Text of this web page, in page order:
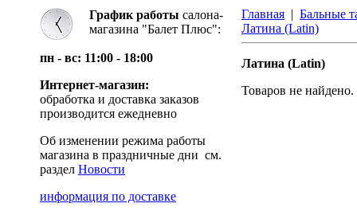
График работы салона-
магазина "Балет Плюс":
пн - вс: 11:00 - 18:00
Интернет-магазин:
обработка и доставка заказов
производится ежедневно
Об изменении режима работы
магазина в праздничные дни см.
раздел Новости
информация по доставке
Главная | Бальные
Латина (Latin)
Латина (Latin)
Товаров не найдено.